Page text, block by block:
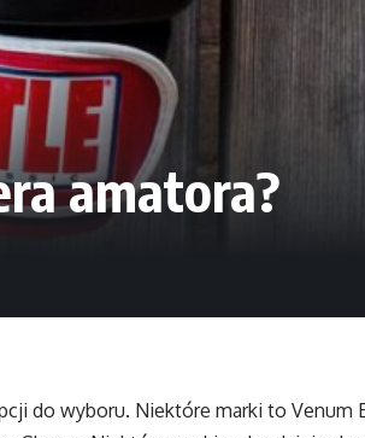
amatora?
do wyboru. Niektóre marki to Venum